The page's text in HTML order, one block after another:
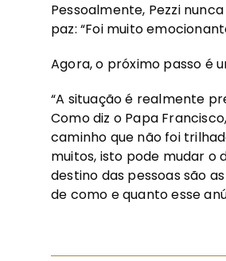
Pessoalmente, Pezzi
paz: “Foi muito
Agora, o próximo passo é
“A situação é realmente
Como diz o Papa
caminho que não foi
muitos, isto pode mudar o
destino das pessoas são
de como e quanto esse